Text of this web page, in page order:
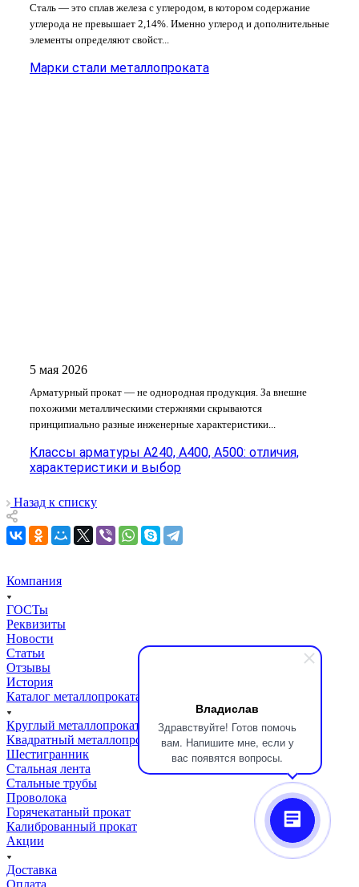
Владислав
Здравствуйте! Готов помочь
вам. Напишите мне, если у
вас появятся вопросы.
Сталь — это сплав железа с углеродом, в котором содержание
углерода не превышает 2,14%. Именно углерод и дополнительные
элементы определяют свойст...
Марки стали металлопроката
5 мая 2026
Арматурный прокат — не однородная продукция. За внешне
похожими металлическими стержнями скрываются
принципиально разные инженерные характеристики...
Классы арматуры А240, А400, А500: отличия,
характеристики и выбор
Назад к списку
Компания
ГОСТы
Реквизиты
Новости
Статьи
Отзывы
История
Каталог металлопроката
Круглый металлопрокат
Квадратный металлопрокат
Шестигранник
Стальная лента
Стальные трубы
Проволока
Горячекатаный прокат
Калиброванный прокат
Акции
Доставка
Оплата